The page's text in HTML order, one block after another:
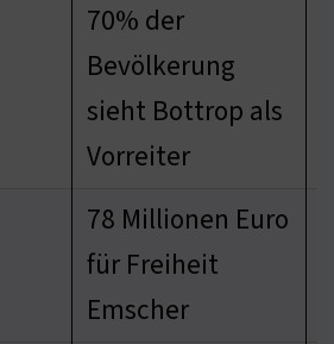
70% der
Bevölkerung
sieht Bottrop als
Vorreiter
78 Millionen Euro
für Freiheit
Emscher